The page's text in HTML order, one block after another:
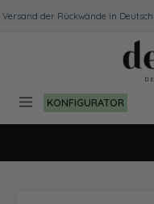
Zum Hauptinhalt springen
der Rückwände in
KONFIGURATOR